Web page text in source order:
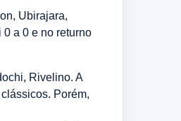
Ubirajara,
a 0 e no returno
Rivelino. A
Porém,